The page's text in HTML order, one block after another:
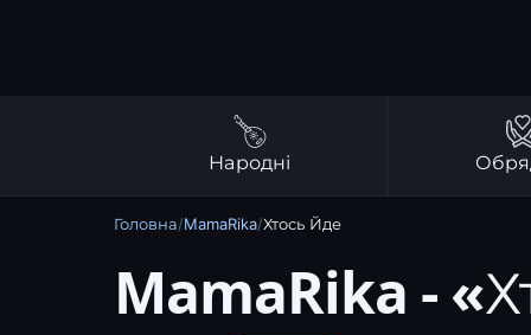
Народні
Головна/MamaRika/Хтось Йде
MamaRika -